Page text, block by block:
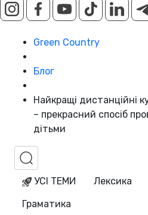
Green Country
Блог
Найкращі дистанційні
– прекрасний спосіб
дітьми
УСІ ТЕМИ Лексика
Граматика